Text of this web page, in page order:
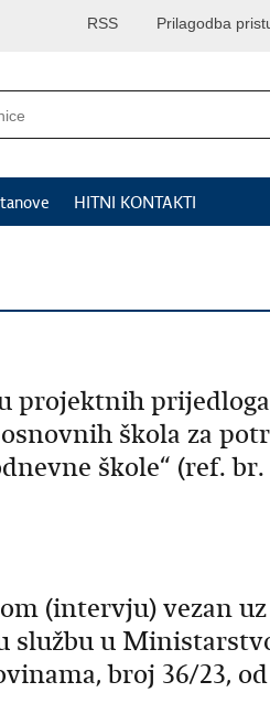
Prilagodba
RSS
HITNI KONTAKTI
projektnih
škola za
škole“ (ref. br.
(intervju) vezan
službu u
broj 36/23, od